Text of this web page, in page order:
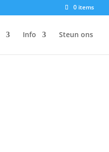
0 items
Info Steun ons